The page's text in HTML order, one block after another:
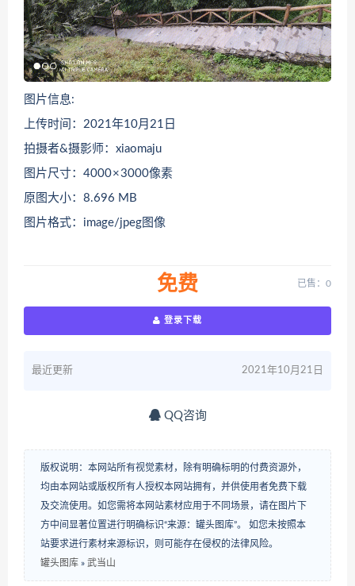
图片信息:
上传时间：2021年10月21日
拍摄者&摄影师：xiaomaju
图片尺寸：4000 × 3000像素
原图大小：8.696 MB
图片格式：image/jpeg图像
免费 已售：0
登录下载
最近更新 2021年10月21日
QQ咨询
版权说明：本网站所有视觉素材，除有明确标明的付费资源外，
均由本网站或版权所有人授权本网站拥有，并供使用者免费下载
及交流使用。如您需将本网站素材应用于不同场景，请在图片下
方中间显著位置进行明确标识“来源：罐头图库”。 如您未按照本
站要求进行素材来源标识，则可能存在侵权的法律风险。
罐头图库 » 武当山